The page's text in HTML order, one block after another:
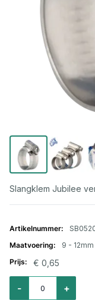
Slangklem Jubilee
9 - 12mm
€ 0,65
Aantal voor Slangklem
+
-